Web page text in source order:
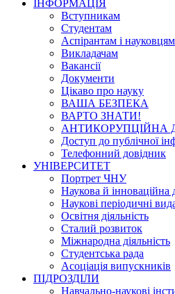
ІНФОРМАЦІЯ
Вступникам
Студентам
Аспірантам і науковцям
Викладачам
Вакансії
Документи
Цікаво про науку
ВАША БЕЗПЕКА
ВАРТО ЗНАТИ!
АНТИКОРУПЦІЙНА
Доступ до публічної
Телефонний довідник
УНІВЕРСИТЕТ
Портрет ЧНУ
Наукова й інноваційна
Наукові періодичні
Освітня діяльність
Сталий розвиток
Міжнародна діяльність
Студентська рада
Асоціація випускників
ПІДРОЗДІЛИ
Навчально-наукові